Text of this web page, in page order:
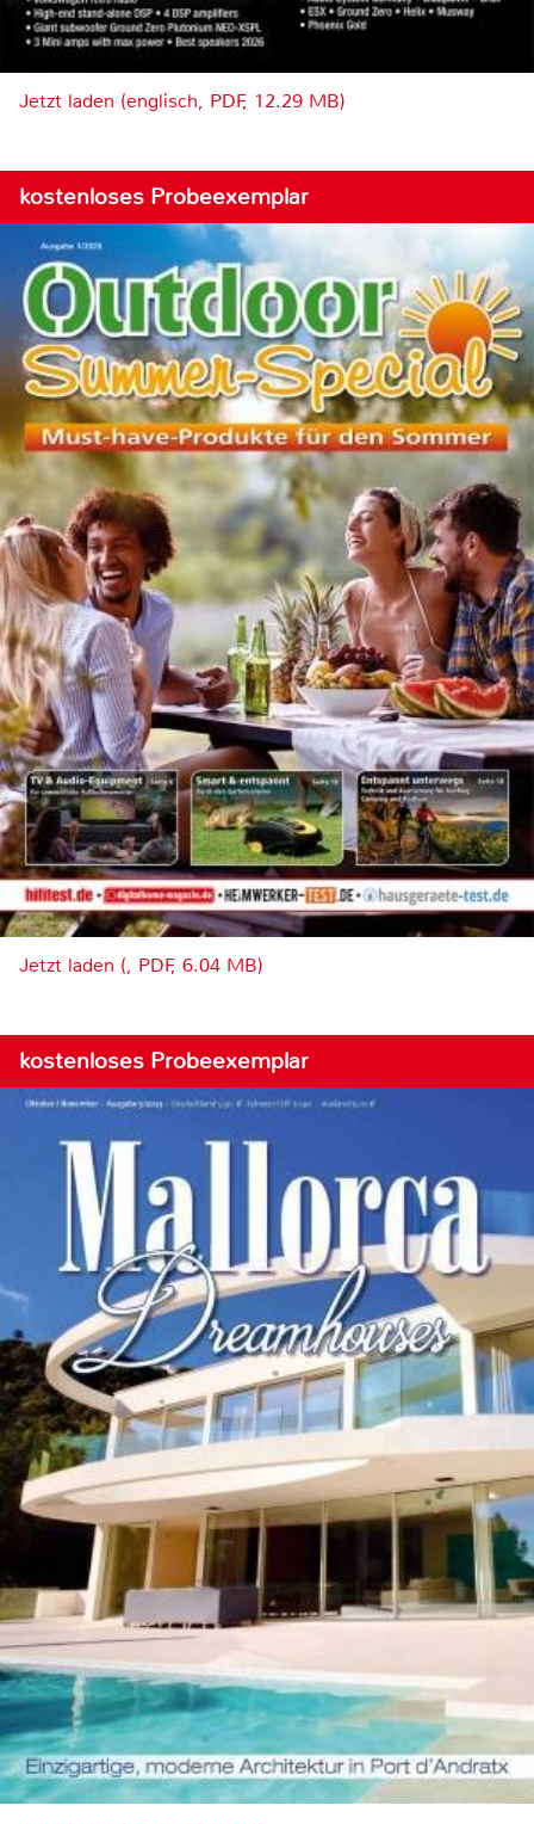
Jetzt laden (englisch, PDF, 12.29 MB)
kostenloses Probeexemplar
Jetzt laden (, PDF, 6.04 MB)
kostenloses Probeexemplar